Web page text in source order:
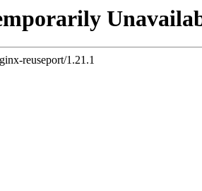
reuseport/1.21.1